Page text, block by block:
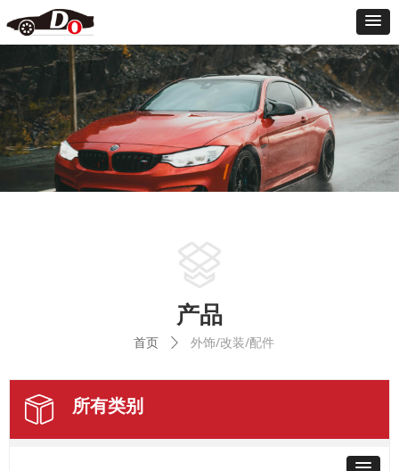
所有类别
产品
首页 ꄲ 外饰/改装/配件